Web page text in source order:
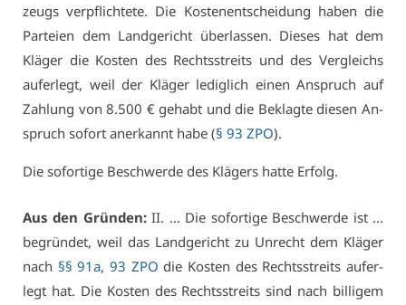
zeugs ver­pflich­te­te. Die Kos­ten­ent­schei­dung ha­ben die
Par­tei­en dem Land­ge­richt über­las­sen. Die­ses hat dem
Klä­ger die Kos­ten des Rechts­streits und des Ver­gleichs
auf­er­legt, weil der Klä­ger le­dig­lich ei­nen An­spruch auf
Zah­lung von 8.500 € ge­habt und die Be­klag­te die­sen An­
spruch so­fort an­er­kannt ha­be (§ 93 ZPO).
Die so­for­ti­ge Be­schwer­de des Klä­gers hat­te Er­folg.
Aus den Grün­den:II. … Die so­for­ti­ge Be­schwer­de ist …
be­grün­det, weil das Land­ge­richt zu Un­recht dem Klä­ger
nach §§ 91a,93 ZPO die Kos­ten des Rechts­streits auf­er­
legt hat. Die Kos­ten des Rechts­streits sind nach bil­li­gem